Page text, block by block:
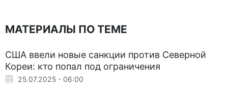
МАТЕРИАЛЫ ПО ТЕМЕ
США ввели новые санкции против Северной
Кореи: кто попал под ограничения
25.07.2025 - 06:00